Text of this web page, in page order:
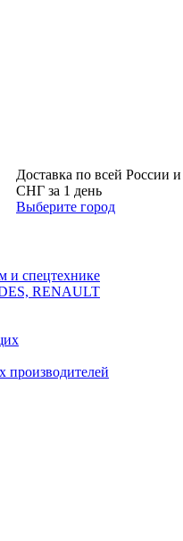
Доставка по всей России и
СНГ за 1 день
Выберите город
и спецтехнике
RENAULT
производителей